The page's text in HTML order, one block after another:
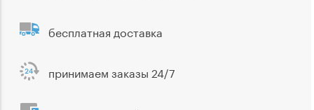
бесплатная доставка
принимаем заказы 24/7